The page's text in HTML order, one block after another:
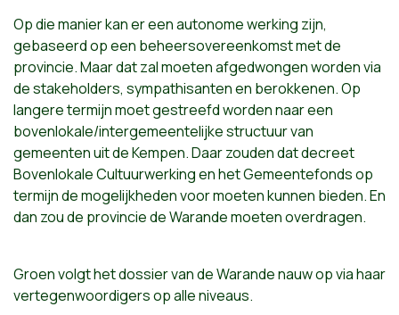
Op die manier kan er een autonome werking zijn,
gebaseerd op een beheersovereenkomst met de
provincie. Maar dat zal moeten afgedwongen worden via
de stakeholders, sympathisanten en berokkenen. Op
langere termijn moet gestreefd worden naar een
bovenlokale/intergemeentelijke structuur van
gemeenten uit de Kempen. Daar zouden dat decreet
Bovenlokale Cultuurwerking en het Gemeentefonds op
termijn de mogelijkheden voor moeten kunnen bieden. En
dan zou de provincie de Warande moeten overdragen.
Groen volgt het dossier van de Warande nauw op via haar
vertegenwoordigers op alle niveaus.